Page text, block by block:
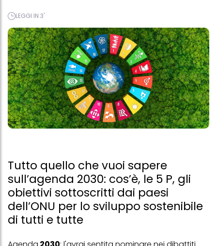
LEGGI IN 3'
Tutto quello che vuoi sapere
sull’agenda 2030: cos’è, le 5 P, gli
obiettivi sottoscritti dai paesi
dell’ONU per lo sviluppo sostenibile
di tutti e tutte